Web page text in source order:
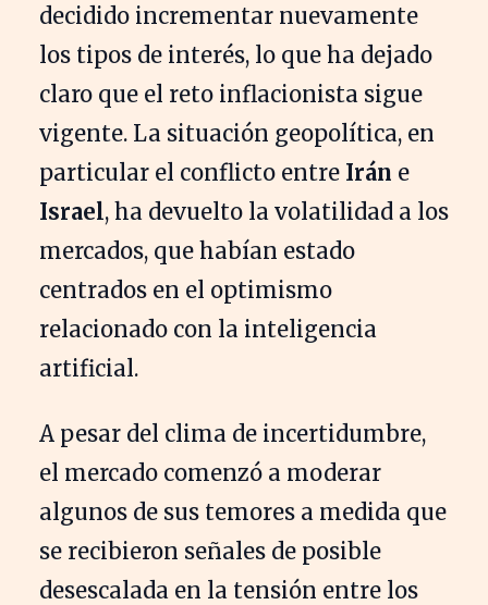
decidido incrementar nuevamente
los tipos de interés, lo que ha dejado
claro que el reto inflacionista sigue
vigente. La situación geopolítica, en
particular el conflicto entre Irán e
Israel, ha devuelto la volatilidad a los
mercados, que habían estado
centrados en el optimismo
relacionado con la inteligencia
artificial.
A pesar del clima de incertidumbre,
el mercado comenzó a moderar
algunos de sus temores a medida que
se recibieron señales de posible
desescalada en la tensión entre los